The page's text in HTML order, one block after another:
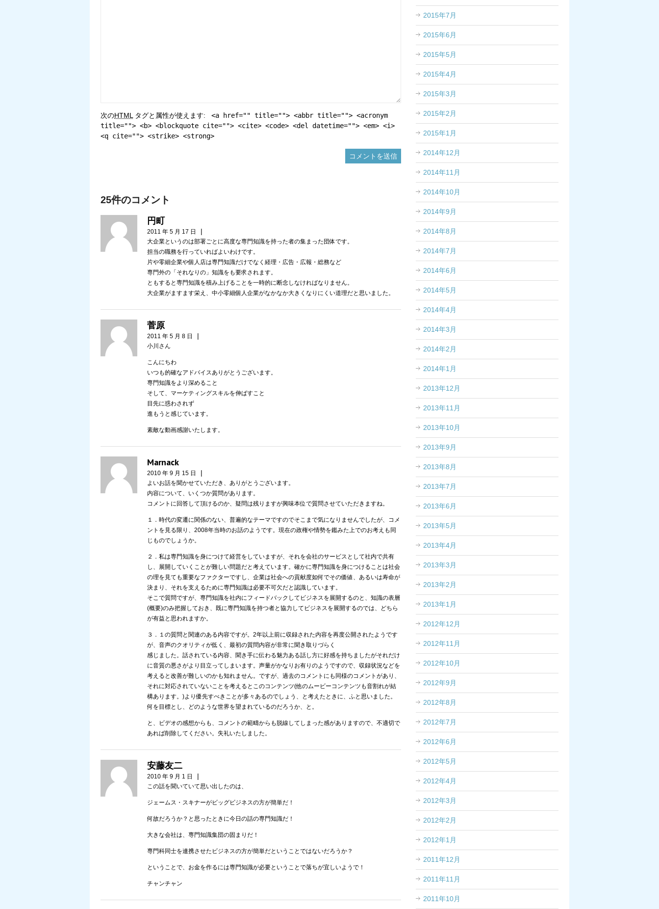
次のHTML タグと属性が使えます:
<a href="" title=""> <abbr title=""> <acronym
title=""> <b> <blockquote cite=""> <cite> <code> <del datetime=""> <em> <i>
<q cite=""> <strike> <strong>
25件のコメント
円町
2011 年 5 月 17 日 |
大企業というのは部署ごとに高度な専門知識を持った者の集まった団体です。
担当の職務を行っていればよいわけです。
片や零細企業や個人店は専門知識だけでなく経理・広告・広報・総務など
専門外の「それなりの」知識をも要求されます。
ともすると専門知識を積み上げることを一時的に断念しなければなりません。
大企業がますます栄え、中小零細個人企業がなかなか大きくなりにくい道理だと思いました。
菅原
2011 年 5 月 8 日 |
小川さん
こんにちわ
いつも的確なアドバイスありがとうございます。
専門知識をより深めること
そして、マーケティングスキルを伸ばすこと
目先に惑わされず
進もうと感じています。
素敵な動画感謝いたします。
Marnack
2010 年 9 月 15 日 |
よいお話を聞かせていただき、ありがとうございます。
内容について、いくつか質問があります。
コメントに回答して頂けるのか、疑問は残りますが興味本位で質問させていただきますね。
１．時代の変遷に関係のない、普遍的なテーマですのでそこまで気になりませんでしたが、コメ
ントを見る限り、2008年当時のお話のようです。現在の政権や情勢を鑑みた上でのお考えも同
じものでしょうか。
２．私は専門知識を身につけて経営をしていますが、それを会社のサービスとして社内で共有
し、展開していくことが難しい問題だと考えています。確かに専門知識を身につけることは社会
の理を見ても重要なファクターですし、企業は社会への貢献度如何でその価値、あるいは寿命が
決まり、それを支えるために専門知識は必要不可欠だと認識しています。
そこで質問ですが、専門知識を社内にフィードバックしてビジネスを展開するのと、知識の表層
(概要)のみ把握しておき、既に専門知識を持つ者と協力してビジネスを展開するのでは、どちら
が有益と思われますか。
３．１の質問と関連のある内容ですが。2年以上前に収録された内容を再度公開されたようです
が、音声のクオリティが低く、最初の質問内容が非常に聞き取りづらく
感じました。話されている内容、聞き手に伝わる魅力ある話し方に好感を持ちましたがそれだけ
に音質の悪さがより目立ってしまいます。声量がかなりお有りのようですので、収録状況などを
考えると改善が難しいのかも知れません。ですが、過去のコメントにも同様のコメントがあり、
それに対応されていないことを考えるとこのコンテンツ(他のムービーコンテンツも音割れが結
構あります。)より優先すべきことが多々あるのでしょう、と考えたときに、ふと思いました。
何を目標とし、どのような世界を望まれているのだろうか、と。
と、ビデオの感想からも、コメントの範疇からも脱線してしまった感がありますので、不適切で
あれば削除してください。失礼いたしました。
安藤友二
2010 年 9 月 1 日 |
この話を聞いていて思い出したのは、
ジェームス・スキナーがビッグビジネスの方が簡単だ！
何故だろうか？と思ったときに今日の話の専門知識だ！
大きな会社は、専門知識集団の固まりだ！
専門科同士を連携させたビジネスの方が簡単だということではないだろうか？
ということで、お金を作るには専門知識が必要ということで落ちが宜しいようで！
チャンチャン
2015年7月
2015年6月
2015年5月
2015年4月
2015年3月
2015年2月
2015年1月
2014年12月
2014年11月
2014年10月
2014年9月
2014年8月
2014年7月
2014年6月
2014年5月
2014年4月
2014年3月
2014年2月
2014年1月
2013年12月
2013年11月
2013年10月
2013年9月
2013年8月
2013年7月
2013年6月
2013年5月
2013年4月
2013年3月
2013年2月
2013年1月
2012年12月
2012年11月
2012年10月
2012年9月
2012年8月
2012年7月
2012年6月
2012年5月
2012年4月
2012年3月
2012年2月
2012年1月
2011年12月
2011年11月
2011年10月